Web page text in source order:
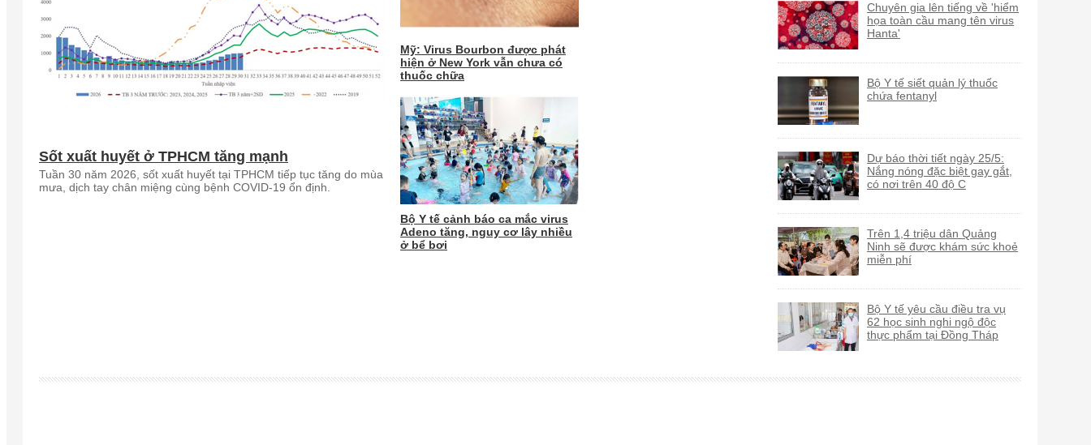
Sốt xuất huyết ở TPHCM tăng mạnh
Tuần 30 năm 2026, sốt xuất huyết tại TPHCM tiếp tục tăng do mùa
mưa, dịch tay chân miệng cùng bệnh COVID-19 ổn định.
Mỹ: Virus Bourbon được phát
hiện ở New York vẫn chưa có
thuốc chữa
Bộ Y tế cảnh báo ca mắc virus
Adeno tăng, nguy cơ lây nhiều
ở bể bơi
Chuyên gia lên tiếng về 'hiểm
họa toàn cầu mang tên virus
Hanta'
Bộ Y tế siết quản lý thuốc
chứa fentanyl
Dự báo thời tiết ngày 25/5:
Nắng nóng đặc biệt gay gắt,
có nơi trên 40 độ C
Trên 1,4 triệu dân Quảng
Ninh sẽ được khám sức khoẻ
miễn phí
Bộ Y tế yêu cầu điều tra vụ
62 học sinh nghi ngộ độc
thực phẩm tại Đồng Tháp